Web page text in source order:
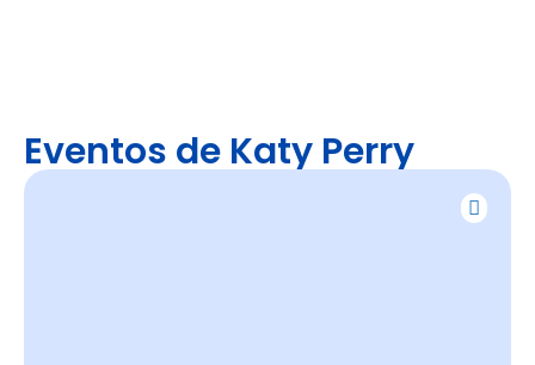
Eventos de Katy Perry